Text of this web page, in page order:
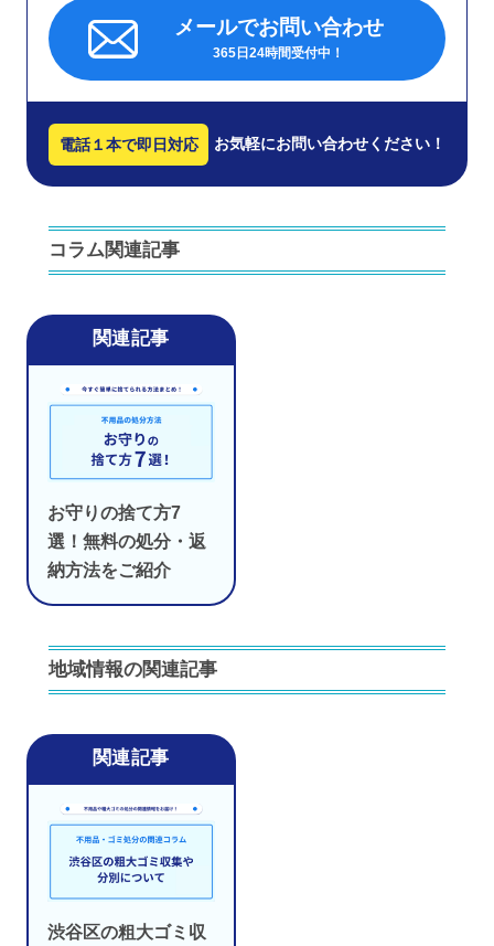
メールでお問い合わせ
365日24時間受付中！
電話１本で即日対応 お気軽にお問い合わせください！
コラム関連記事
お守りの捨て方7
選！無料の処分・返
納方法をご紹介
地域情報の関連記事
渋谷区の粗大ゴミ収